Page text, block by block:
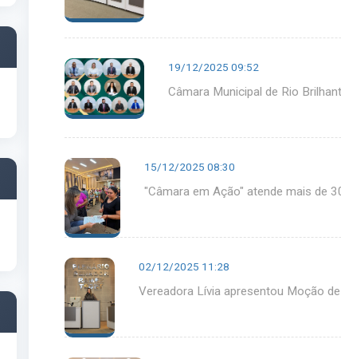
19/12/2025 09:52
Câmara Municipal de Rio
15/12/2025 08:30
"Câmara em Ação" atende mais de
02/12/2025 11:28
Vereadora Lívia apresentou Moção